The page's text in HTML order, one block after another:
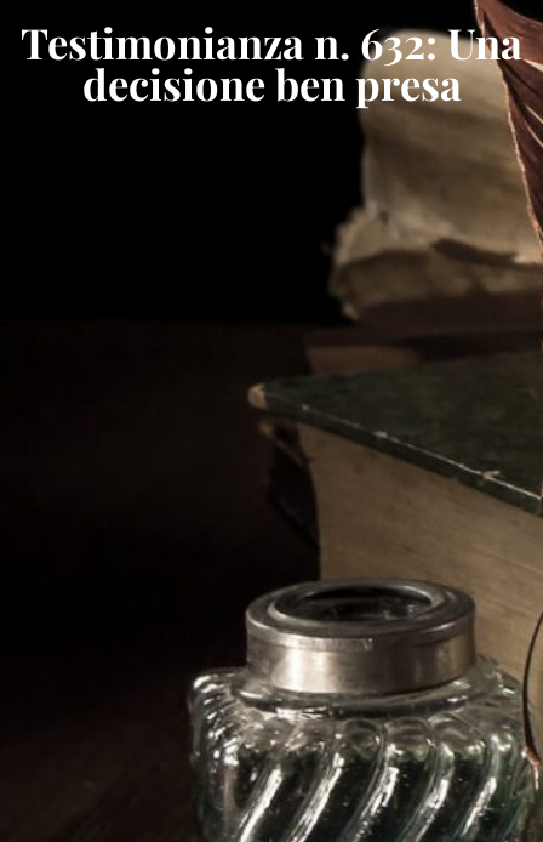
Testimonianza n. 632: Una
decisione ben presa